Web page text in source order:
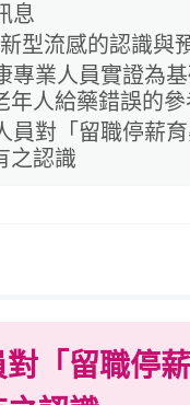
息
型流感的認識與
專業人員實證為
年人給藥錯誤的
員對「留職停薪
之認識
「留職停